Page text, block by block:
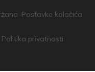
·Postavke kolačića
Politika privatnosti